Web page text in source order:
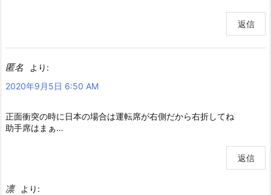
返信
匿名
より:
2020年9月5日 6:50 AM
正面衝突の時に日本の場合は運転席が右側だから右折してね
助手席はまぁ…
返信
凛
より: